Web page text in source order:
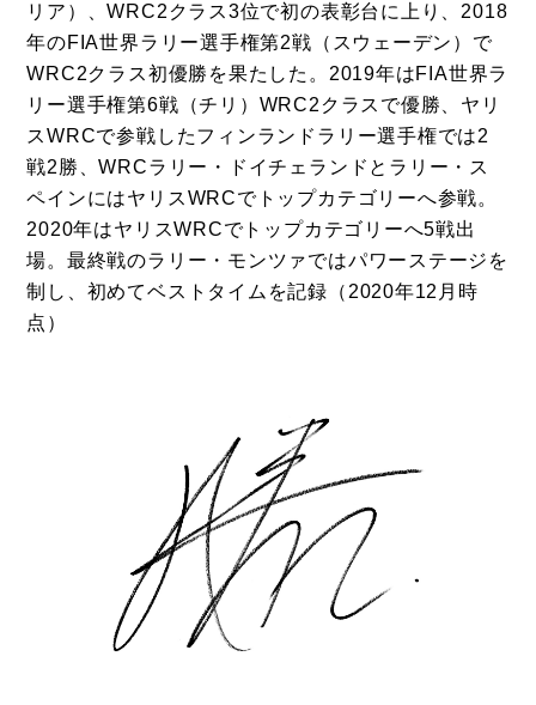
リア）、WRC2クラス3位で初の表彰台に上り、2018
年のFIA世界ラリー選手権第2戦（スウェーデン）で
WRC2クラス初優勝を果たした。2019年はFIA世界ラ
リー選手権第6戦（チリ）WRC2クラスで優勝、ヤリ
スWRCで参戦したフィンランドラリー選手権では2
戦2勝、WRCラリー・ドイチェランドとラリー・ス
ペインにはヤリスWRCでトップカテゴリーへ参戦。
2020年はヤリスWRCでトップカテゴリーへ5戦出
場。最終戦のラリー・モンツァではパワーステージを
制し、初めてベストタイムを記録（2020年12月時
点）